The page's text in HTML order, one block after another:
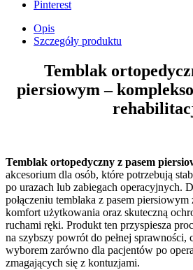
Pinterest
Opis
Szczegóły produktu
Temblak
piersiowym –
Temblak ortopedyczny z pasem
akcesorium dla osób, które potrzebują
po urazach lub zabiegach operacyjnych.
połączeniu temblaka z pasem
komfort użytkowania oraz skuteczną
ruchami ręki. Produkt ten przyspiesza
na szybszy powrót do pełnej sprawności,
wyborem zarówno dla pacjentów po
zmagających się z kontuzjami.